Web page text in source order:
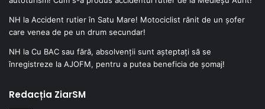
NH la Accident rutier în Satu Mare! Motociclist rănit de un șofer
care venea de pe un drum secundar!
NH la Cu BAC sau fără, absolvenții sunt așteptați să se
înregistreze la AJOFM, pentru a putea beneficia de șomaj!
Redacția ZiarSM